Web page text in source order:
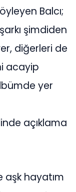
Balcı;
şimdiden
diğerleri de
acayip
yer
açıklama
aşk hayatım